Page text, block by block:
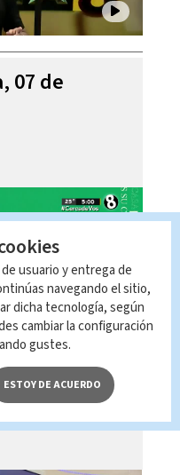
07 de
con Paula
2026
usuario y entrega de
navegando el sitio,
dicha tecnología, según
cambiar la configuración
gustes.
ESTOY DE ACUERDO